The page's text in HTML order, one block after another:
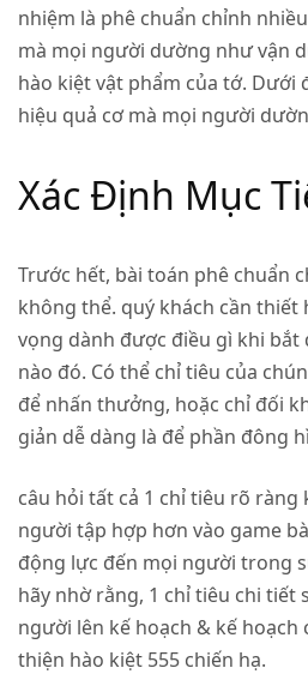
nhiệm là phê chuẩn chỉnh
mà mọi người dường như vận
hào kiệt vật phẩm của tớ. Dưới
hiệu quả cơ mà mọi người
Xác Định Mục
Trước hết, bài toán phê chuẩn
không thể. quý khách cần
vọng dành được điều gì khi bắt
nào đó. Có thể chỉ tiêu của
để nhấn thưởng, hoặc chỉ đối
giản dễ dàng là để phần đông
câu hỏi tất cả 1 chỉ tiêu rõ
người tập hợp hơn vào game
động lực đến mọi người trong
hãy nhờ rằng, 1 chỉ tiêu chi tiết
người lên kế hoạch & kế hoạch
thiện hào kiệt 555 chiến hạ.